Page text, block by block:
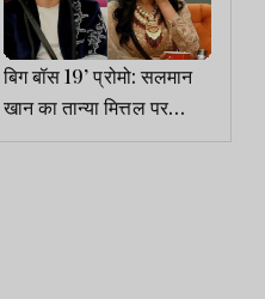
बिग बॉस 19’ प्रोमो: सलमान
खान का तान्या मित्तल पर
गुस्सा, बोले – भैया से सैंया पर